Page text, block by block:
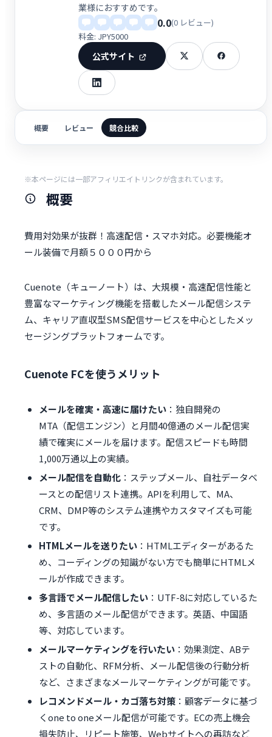
業様におすすめです。
0.0(0 レビュー)
料金: JPY5000
公式サイト
概要 レビュー 競合比較
※本ページには一部アフィリエイトリンクが含まれています。
概要
費用対効果が抜群！高速配信・スマホ対応。必要機能オ
ール装備で月額５０００円から
Cuenote（キューノート）は、大規模・高速配信性能と
豊富なマーケティング機能を搭載したメール配信システ
ム、キャリア直収型SMS配信サービスを中心としたメッ
セージングプラットフォームです。
Cuenote FCを使うメリット
メールを確実・高速に届けたい ：独自開発の
MTA（配信エンジン）と月間40億通のメール配信実
績で確実にメールを届けます。配信スピードも時間
1,000万通以上の実績。
メール配信を自動化 ：ステップメール、自社データベ
ースとの配信リスト連携。APIを利用して、MA、
CRM、DMP等のシステム連携やカスタマイズも可能
です。
HTMLメールを送りたい ：HTMLエディターがあるた
め、コーディングの知識がない方でも簡単にHTMLメ
ールが作成できます。
多言語でメール配信したい ：UTF-8に対応しているた
め、多言語のメール配信ができます。英語、中国語
等、対応しています。
メールマーケティングを行いたい ：効果測定、ABテ
ストの自動化、RFM分析、メール配信後の行動分析
など、さまざまなメールマーケティングが可能です。
レコメンドメール・カゴ落ち対策 ：顧客データに基づ
くone to oneメール配信が可能です。ECの売上機会
損失防止、リピート施策、Webサイトへの再訪など